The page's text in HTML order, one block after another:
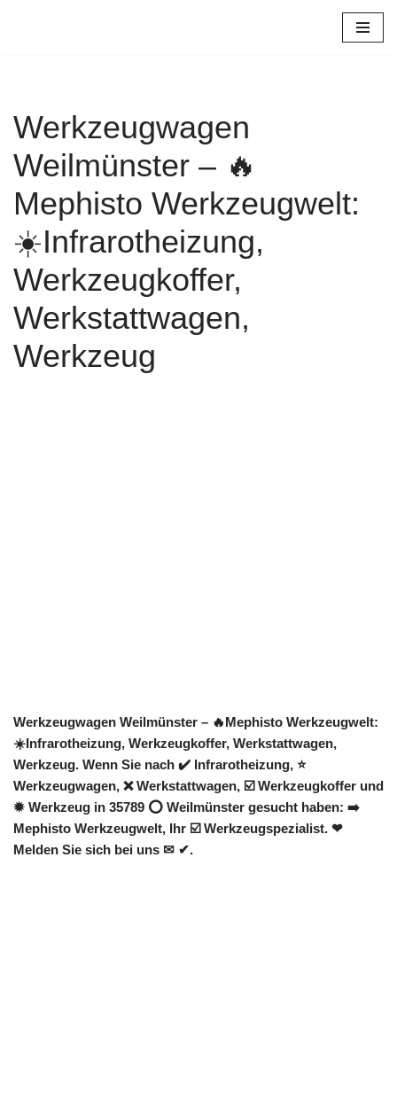
Werkzeugwagen
Weilmünster – 🔥
Mephisto Werkzeugwelt:
☀️Infrarotheizung,
Werkzeugkoffer,
Werkstattwagen,
Werkzeug
Werkzeugwagen Weilmünster – 🔥Mephisto Werkzeugwelt:
☀️Infrarotheizung, Werkzeugkoffer, Werkstattwagen,
Werkzeug. Wenn Sie nach ✔️ Infrarotheizung, ⭐
Werkzeugwagen, ❌ Werkstattwagen, ☑️ Werkzeugkoffer und
✹ Werkzeug in 35789 ⭕ Weilmünster gesucht haben: ➡️
Mephisto Werkzeugwelt, Ihr ☑️ Werkzeugspezialist. ❤
Melden Sie sich bei uns ✉ ✔.